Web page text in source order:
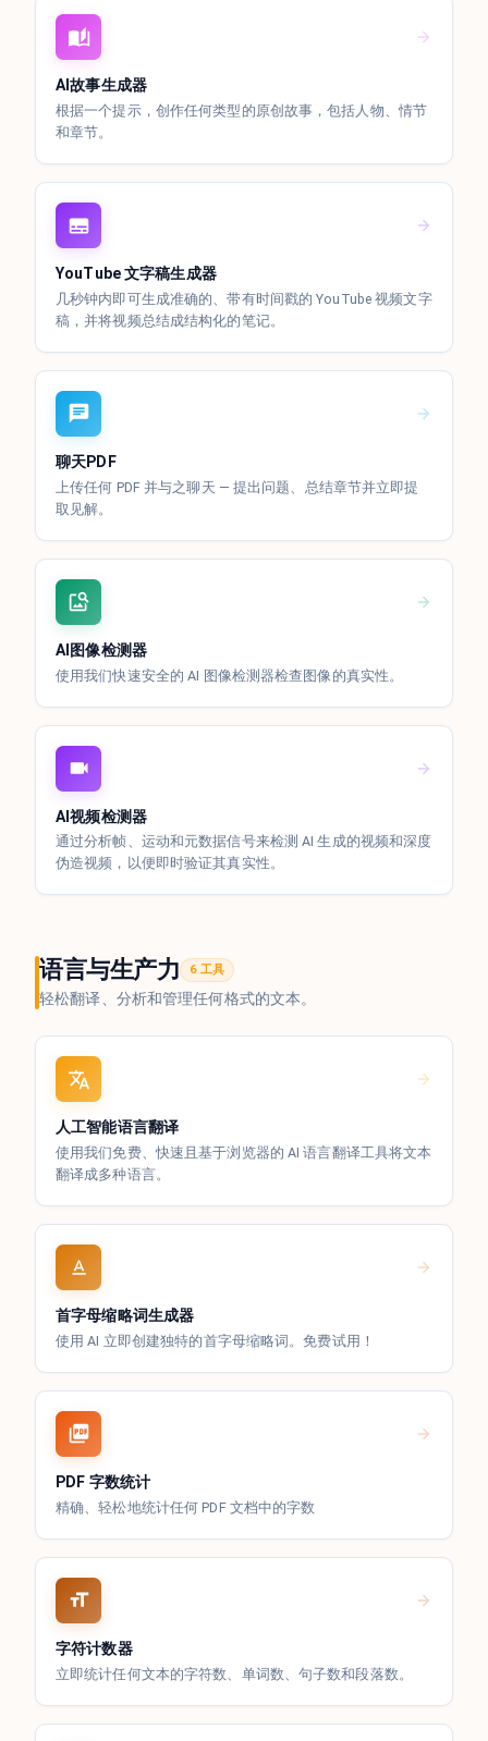
AI故事生成器
根据一个提示，创作任何类型的原创故事，包括人物、情节
和章节。
YouTube 文字稿生成器
几秒钟内即可生成准确的、带有时间戳的 YouTube 视频文字
稿，并将视频总结成结构化的笔记。
聊天PDF
上传任何 PDF 并与之聊天 — 提出问题、总结章节并立即提
取见解。
AI图像检测器
使用我们快速安全的 AI 图像检测器检查图像的真实性。
AI视频检测器
通过分析帧、运动和元数据信号来检测 AI 生成的视频和深度
伪造视频，以便即时验证其真实性。
语言与生产力 6 工具
轻松翻译、分析和管理任何格式的文本。
人工智能语言翻译
使用我们免费、快速且基于浏览器的 AI 语言翻译工具将文本
翻译成多种语言。
首字母缩略词生成器
使用 AI 立即创建独特的首字母缩略词。免费试用！
PDF 字数统计
精确、轻松地统计任何 PDF 文档中的字数
字符计数器
立即统计任何文本的字符数、单词数、句子数和段落数。